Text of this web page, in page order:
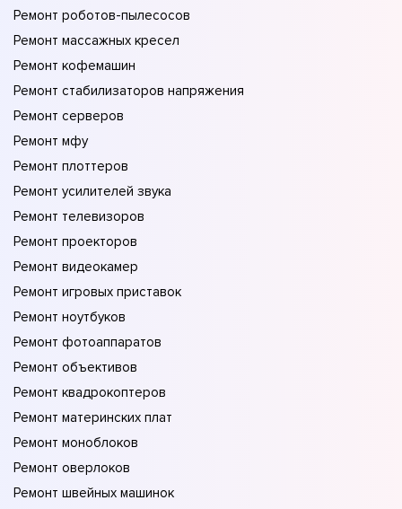
Ремонт роботов-пылесосов
Ремонт массажных кресел
Ремонт кофемашин
Ремонт стабилизаторов напряжения
Ремонт серверов
Ремонт мфу
Ремонт плоттеров
Ремонт усилителей звука
Ремонт телевизоров
Ремонт проекторов
Ремонт видеокамер
Ремонт игровых приставок
Ремонт ноутбуков
Ремонт фотоаппаратов
Ремонт объективов
Ремонт квадрокоптеров
Ремонт материнских плат
Ремонт моноблоков
Ремонт оверлоков
Ремонт швейных машинок